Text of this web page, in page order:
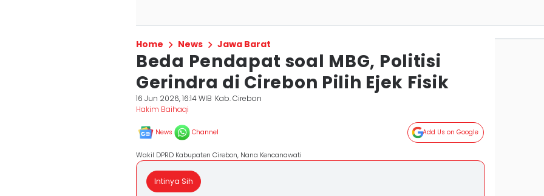
Home News Jawa Barat
Beda Pendapat soal MBG, Politisi
Gerindra di Cirebon Pilih Ejek Fisik
16 Jun 2026, 16:14 WIB Kab. Cirebon
Hakim Baihaqi
News Channel Add Us on Google
Wakil DPRD Kabupaten Cirebon, Nana Kencanawati
Intinya Sih